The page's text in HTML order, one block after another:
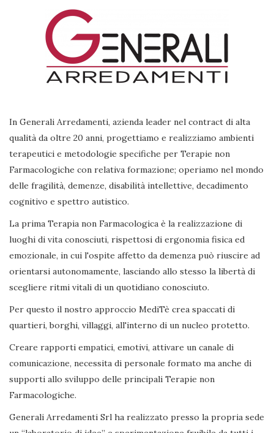
In Generali Arredamenti, azienda leader nel contract di alta
qualità da oltre 20 anni, progettiamo e realizziamo ambienti
terapeutici e metodologie specifiche per Terapie non
Farmacologiche con relativa formazione; operiamo nel mondo
delle fragilità, demenze, disabilità intellettive, decadimento
cognitivo e spettro autistico.
La prima Terapia non Farmacologica è la realizzazione di
luoghi di vita conosciuti, rispettosi di ergonomia fisica ed
emozionale, in cui l'ospite affetto da demenza può riuscire ad
orientarsi autonomamente, lasciando allo stesso la libertà di
scegliere ritmi vitali di un quotidiano conosciuto.
Per questo il nostro approccio MediTè crea spaccati di
quartieri, borghi, villaggi, all'interno di un nucleo protetto.
Creare rapporti empatici, emotivi, attivare un canale di
comunicazione, necessita di personale formato ma anche di
supporti allo sviluppo delle principali Terapie non
Farmacologiche.
Generali Arredamenti Srl ha realizzato presso la propria sede